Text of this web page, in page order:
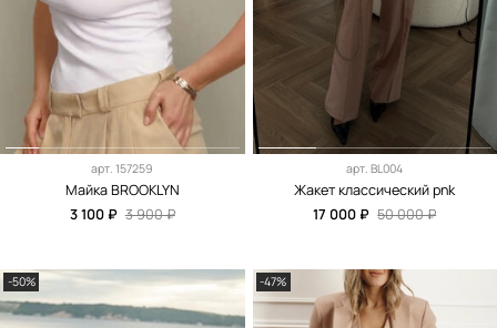
арт.157259
Майка BROOKLYN
3 100 ₽ 3 900 ₽
арт.BL004
Жакет классический pnk
17 000 ₽ 50 000 ₽
-50% -47%